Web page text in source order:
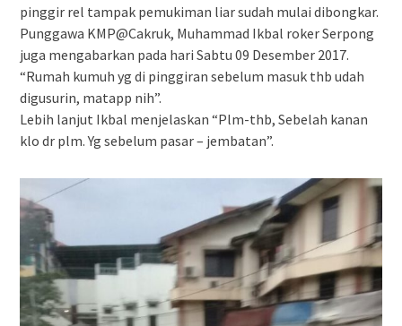
pinggir rel tampak pemukiman liar sudah mulai dibongkar.
Punggawa KMP@Cakruk, Muhammad Ikbal roker Serpong
juga mengabarkan pada hari Sabtu 09 Desember 2017.
“Rumah kumuh yg di pinggiran sebelum masuk thb udah
digusurin, matapp nih”.
Lebih lanjut Ikbal menjelaskan “Plm-thb, Sebelah kanan
klo dr plm. Yg sebelum pasar – jembatan”.